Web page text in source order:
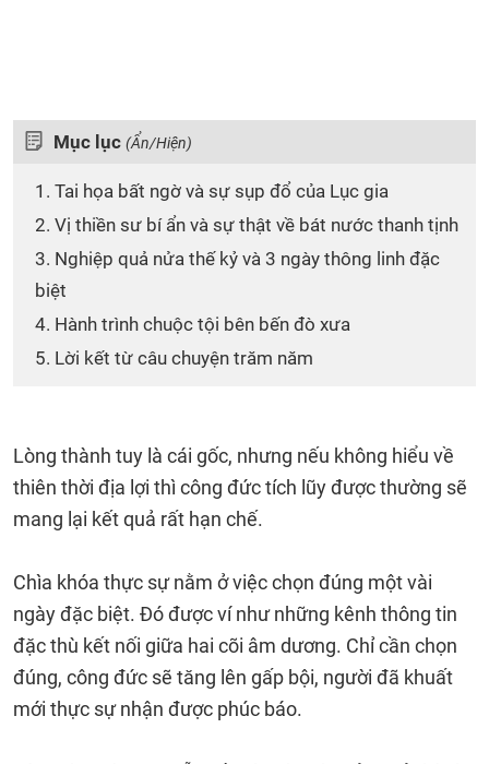
Mục lục (Ẩn/Hiện)
1. Tai họa bất ngờ và sự sụp đổ của Lục gia
2. Vị thiền sư bí ẩn và sự thật về bát nước thanh tịnh
3. Nghiệp quả nửa thế kỷ và 3 ngày thông linh đặc
biệt
4. Hành trình chuộc tội bên bến đò xưa
5. Lời kết từ câu chuyện trăm năm
Lòng thành tuy là cái gốc, nhưng nếu không hiểu về
thiên thời địa lợi thì công đức tích lũy được thường sẽ
mang lại kết quả rất hạn chế.
Chìa khóa thực sự nằm ở việc chọn đúng một vài
ngày đặc biệt. Đó được ví như những kênh thông tin
đặc thù kết nối giữa hai cõi âm dương. Chỉ cần chọn
đúng, công đức sẽ tăng lên gấp bội, người đã khuất
mới thực sự nhận được phúc báo.